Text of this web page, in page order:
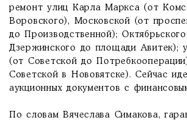
ремонт улиц Карла Маркса (от
Воровского), Московской (от
до Производственной);
Дзержинского до площади Авитек);
(от Советской до
Советской в Нововятске). Сейчас
аукционных документов с
По словам Вячеслава Симакова,